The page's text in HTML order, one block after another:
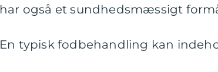
har også et sundhedsmæssigt
En typisk fodbehandling kan